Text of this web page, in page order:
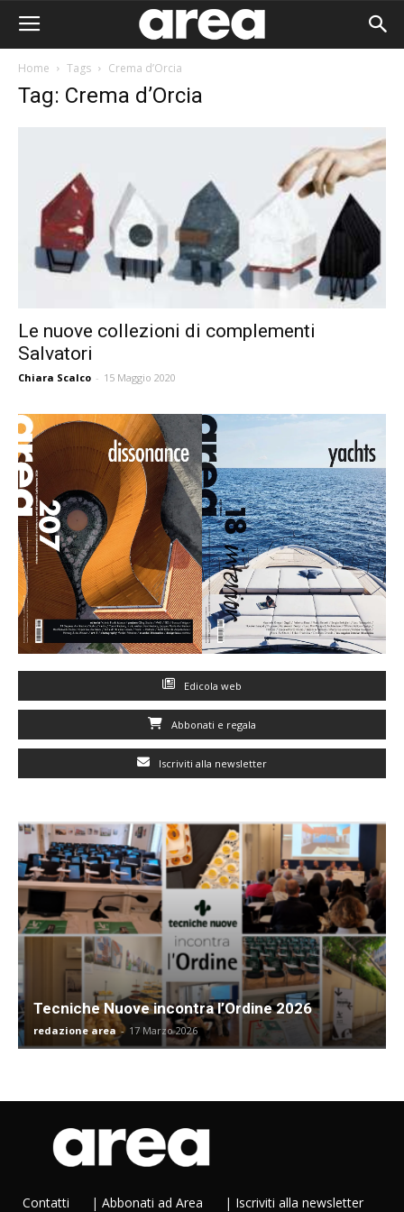
Home Tags Crema d’Orcia
Tag: Crema d’Orcia
Le nuove collezioni di complementi
Salvatori
Chiara Scalco - 15 Maggio 2020
Edicola web
Abbonati e regala
Iscriviti alla newsletter
Tecniche Nuove incontra l’Ordine 2026
redazione area - 17 Marzo 2026
Contatti | Abbonati ad Area | Iscriviti alla newsletter